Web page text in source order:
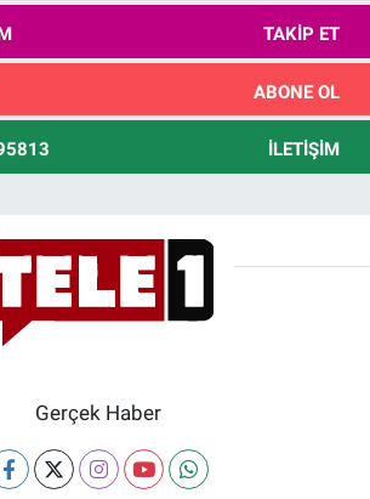
TAKIP ET
ABONE OL
İLETIŞIM
Gerçek Haber